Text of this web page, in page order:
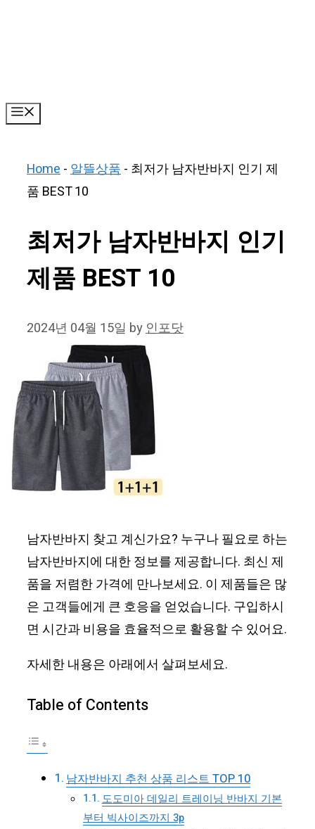
Home-알뜰상품- 최저가 남자반바지 인기 제
품 BEST 10
최저가 남자반바지 인기
제품 BEST 10
2024년 04월 15일 by인포닷
남자반바지 찾고 계신가요? 누구나 필요로 하는
남자반바지에 대한 정보를 제공합니다. 최신 제
품을 저렴한 가격에 만나보세요. 이 제품들은 많
은 고객들에게 큰 호응을 얻었습니다. 구입하시
면 시간과 비용을 효율적으로 활용할 수 있어요.
자세한 내용은 아래에서 살펴보세요.
Table of Contents
남자반바지 추천 상품 리스트 TOP 10
도도미아 데일리 트레이닝 반바지 기본
부터 빅사이즈까지 3p